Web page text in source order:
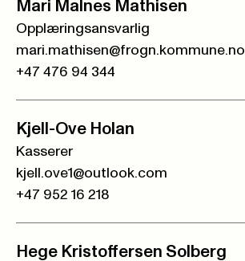
Mari Malnes Mathisen
Opplæringsansvarlig
mari.mathisen@frogn.kommune.no
+47 476 94 344
Kjell-Ove Holan
Kasserer
kjell.ove1@outlook.com
+47 952 16 218
Hege Kristoffersen Solberg